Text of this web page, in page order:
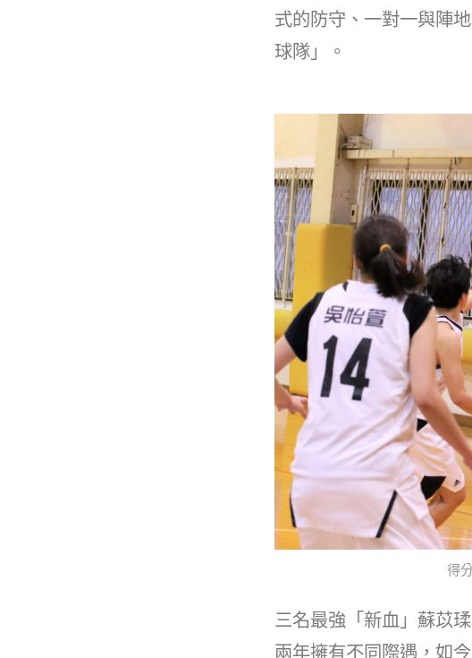
式的防守、一對一與陣
球隊」。
得
三名最強「新血」蘇苡
兩年擁有不同際遇，如